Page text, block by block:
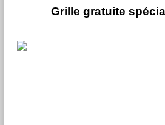
Grille gratuite